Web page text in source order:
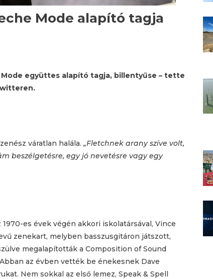
Mode alapító tagja
együttes alapító tagja, billentyűse – tette
váratlan halála. „Fletchnek arany szíve volt,
beszélgetésre, egy jó nevetésre vagy egy
es évek végén akkori iskolatársával, Vince
zenekart, melyben basszusgitáron játszott,
megalapították a Composition of Sound
az évben vették be énekesnek Dave
Nem sokkal az első lemez, Speak & Spell